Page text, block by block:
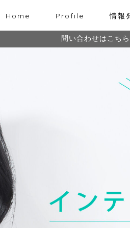
Home Profile 情報
問い合わせはこちら